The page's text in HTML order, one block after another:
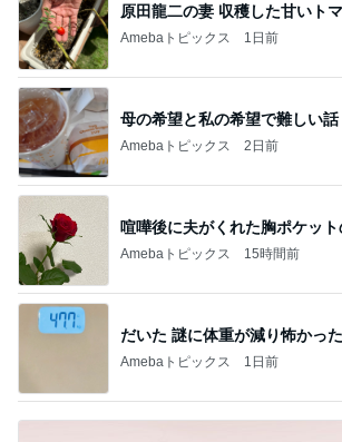
原田龍二の妻 収穫した甘いト
Amebaトピックス 1日前
母の希望と私の希望で難しい話
Amebaトピックス 2日前
喧嘩後に夫がくれた胸ポケット
Amebaトピックス 15時間前
だいた 謎に体重が減り怖かっ
Amebaトピックス 1日前